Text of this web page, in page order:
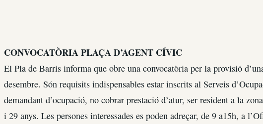
CONVOCATÒRIA PLAÇA D’AGENT CÍVIC
El Pla de Barris informa que obre una convocatòria per la provisió
desembre. Són requisits indispensables estar inscrits al Serveis
demandant d’ocupació, no cobrar prestació d’atur, ser resident a la
i 29 anys. Les persones interessades es poden adreçar, de 9 a15h, a